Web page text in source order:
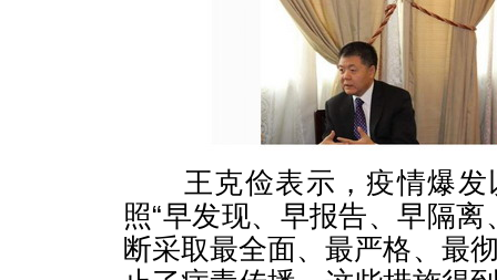
王克俭表示，疫情爆发
照“早发现、早报告、早隔离
断采取最全面、最严格、最